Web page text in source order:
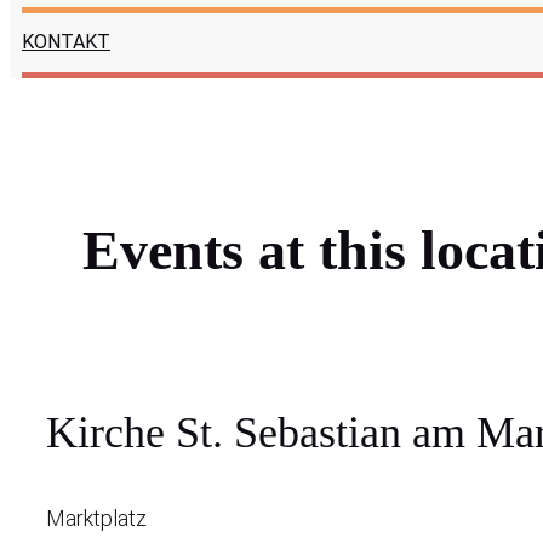
KONTAKT
Events at this
Kirche St. Sebastian am
Marktplatz